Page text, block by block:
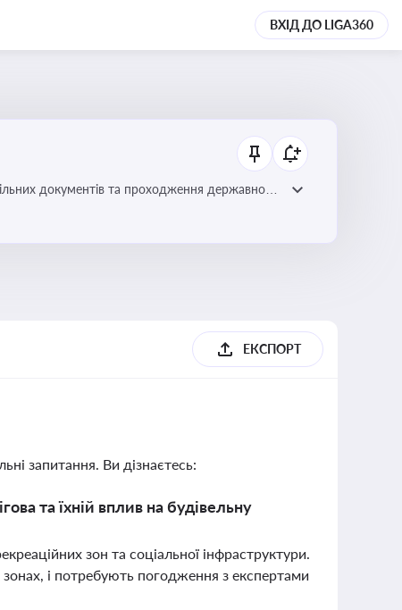
ВХІД ДО LIGA360
документів та проходження державного
ЕКСПОРТ
запитання. Ви дізнаєтесь:
та їхній вплив на будівельну
зон та соціальної інфраструктури.
і потребують погодження з експертами